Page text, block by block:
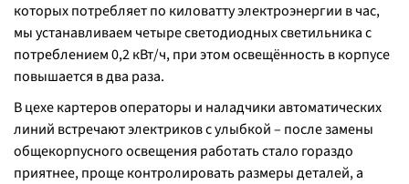
которых потребляет по киловатту электроэнергии в час,
мы устанавливаем четыре светодиодных светильника с
потреблением 0,2 кВт/ч, при этом освещённость в корпусе
повышается в два раза.
В цехе картеров операторы и наладчики автоматических
линий встречают электриков с улыбкой – после замены
общекорпусного освещения работать стало гораздо
приятнее, проще контролировать размеры деталей, а